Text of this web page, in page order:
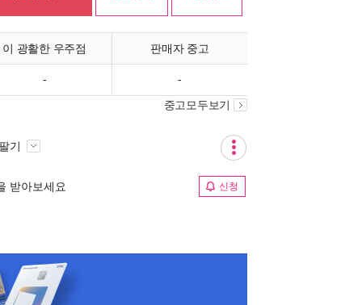
이 광활한 우주점 판매자 중고
- -
중고모두보기
기
받아보세요 신청